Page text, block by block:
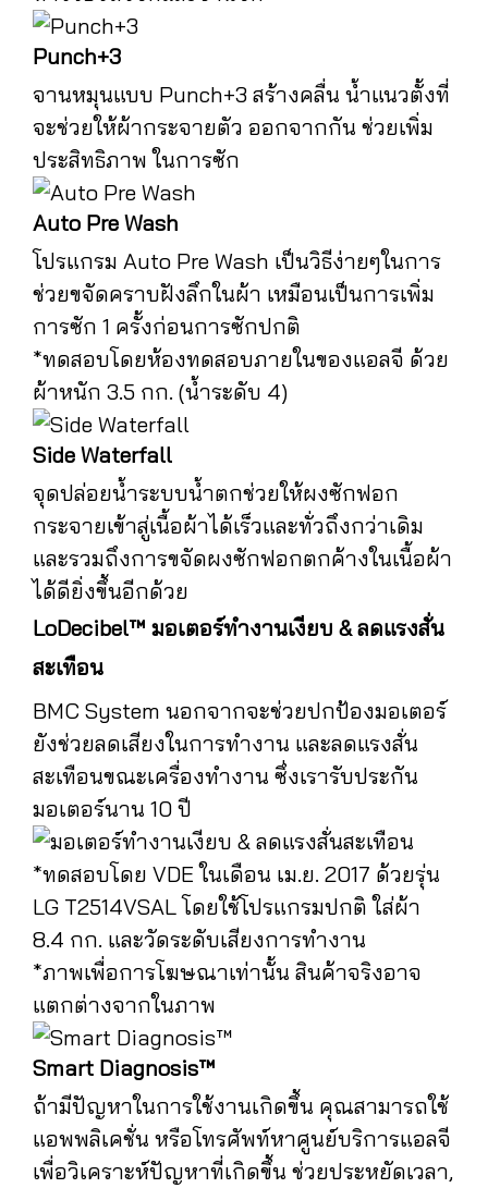
Punch+3
จานหมุนแบบ Punch+3 สร้างคลื่น น้ำแนวตั้งที่
จะช่วยให้ผ้ากระจายตัว ออกจากกัน ช่วยเพิ่ม
ประสิทธิภาพ ในการซัก
Auto Pre Wash
โปรแกรม Auto Pre Wash เป็นวิธีง่ายๆในการ
ช่วยขจัดคราบฝังลึกในผ้า เหมือนเป็นการเพิ่ม
การซัก 1 ครั้งก่อนการซักปกติ
*ทดสอบโดยห้องทดสอบภายในของแอลจี ด้วย
ผ้าหนัก 3.5 กก. (น้ำระดับ 4)
Side Waterfall
จุดปล่อยน้ำระบบน้ำตกช่วยให้ผงซักฟอก
กระจายเข้าสู่เนื้อผ้าได้เร็วและทั่วถึงกว่าเดิม
และรวมถึงการขจัดผงซักฟอกตกค้างในเนื้อผ้า
ได้ดียิ่งขึ้นอีกด้วย
LoDecibel™ มอเตอร์ทำงานเงียบ & ลดแรงสั่น
สะเทือน
BMC System นอกจากจะช่วยปกป้องมอเตอร์
ยังช่วยลดเสียงในการทำงาน และลดแรงสั่น
สะเทือนขณะเครื่องทำงาน ซึ่งเรารับประกัน
มอเตอร์นาน 10 ปี
*ทดสอบโดย VDE ในเดือน เม.ย. 2017 ด้วยรุ่น
LG T2514VSAL โดยใช้โปรแกรมปกติ ใส่ผ้า
8.4 กก. และวัดระดับเสียงการทำงาน
*ภาพเพื่อการโฆษณาเท่านั้น สินค้าจริงอาจ
แตกต่างจากในภาพ
Smart Diagnosis™
ถ้ามีปัญหาในการใช้งานเกิดขึ้น คุณสามารถใช้
แอพพลิเคชั่น หรือโทรศัพท์หาศูนย์บริการแอลจี
เพื่อวิเคราะห์ปัญหาที่เกิดขึ้น ช่วยประหยัดเวลา,